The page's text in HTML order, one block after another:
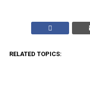
RELATED TOPICS: